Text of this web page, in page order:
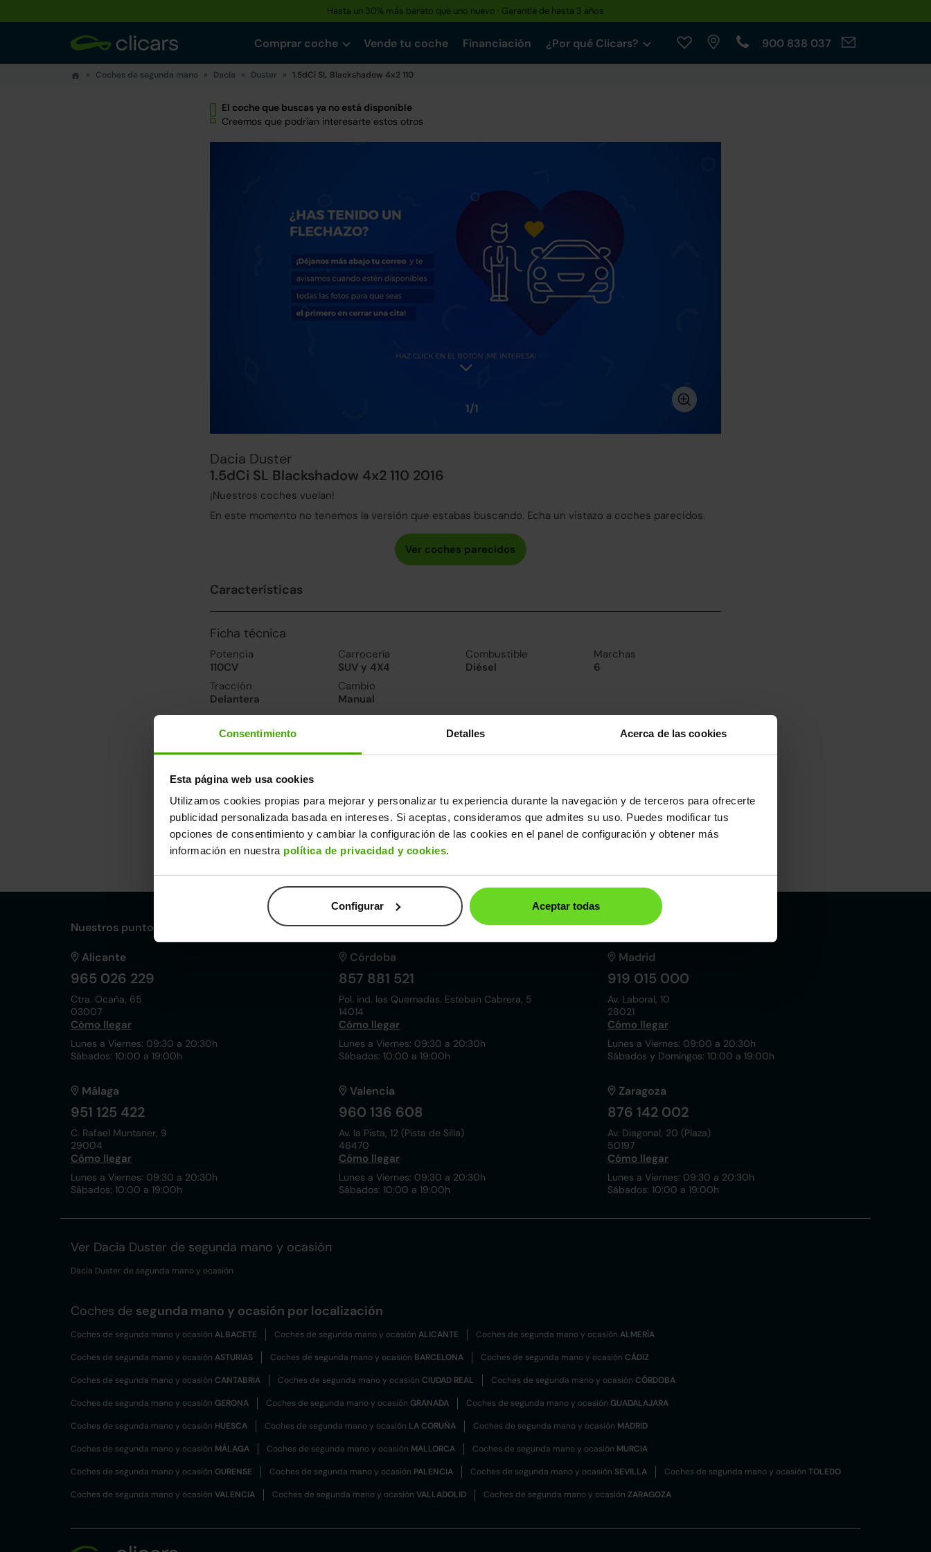
Consentimiento Detalles Acerca de las cookies
Esta página web usa cookies
Utilizamos cookies propias para mejorar y personalizar tu experiencia durante la navegación y de terceros para ofrecerte
publicidad personalizada basada en intereses. Si aceptas, consideramos que admites su uso. Puedes modificar tus
opciones de consentimiento y cambiar la configuración de las cookies en el panel de configuración y obtener más
información en nuestra política de privacidad y cookies.
Configurar Aceptar todas
Hasta un 30% más barato que uno nuevo · Garantía de hasta 3 años
Comprar coche Vende tu coche Financiación ¿Por qué Clicars? 900 838 037
Coches de segunda mano Dacia Duster 1.5dCi SL Blackshadow 4x2 110
El coche que buscas ya no está disponible
Creemos que podrían interesarte estos otros
1/1
Dacia Duster
1.5dCi SL Blackshadow 4x2 110 2016
¡Nuestros coches vuelan!
En este momento no tenemos la versión que estabas buscando. Echa un vistazo a coches parecidos.
Características
Ficha técnica
Potencia
110CV
Carrocería
SUV y 4X4
Combustible
Diésel
Marchas
6
Tracción
Delantera
Cambio
Manual
Prestaciones, consumo y emisiones
169km/h
Consumo urbano
4.5l/100
Consumo carretera
4.3l/100
Dimensiones y otros datos
Largo
Ancho
1,82m
Alto
1,63m
Peso
1.205kg
Depósito
50l
Maletero
475l
Nuestros puntos de venta Clicars:
Alicante
965 026 229
Ctra. Ocaña, 65
03007
Cómo llegar
Lunes a Viernes: 09:30 a 20:30h
Sábados: 10:00 a 19:00h
Córdoba
857 881 521
Pol. ind. las Quemadas. Esteban Cabrera, 5
14014
Cómo llegar
Lunes a Viernes: 09:30 a 20:30h
Sábados: 10:00 a 19:00h
Madrid
919 015 000
Av. Laboral, 10
28021
Cómo llegar
Lunes a Viernes: 09:00 a 20:30h
Sábados y Domingos: 10:00 a 19:00h
Málaga
951 125 422
C. Rafael Muntaner, 9
29004
Cómo llegar
Lunes a Viernes: 09:30 a 20:30h
Sábados: 10:00 a 19:00h
Valencia
960 136 608
Av. la Pista, 12 (Pista de Silla)
46470
Cómo llegar
Lunes a Viernes: 09:30 a 20:30h
Sábados: 10:00 a 19:00h
Zaragoza
876 142 002
Av. Diagonal, 20 (Plaza)
50197
Cómo llegar
Lunes a Viernes: 09:30 a 20:30h
Sábados: 10:00 a 19:00h
Ver Dacia Duster de segunda mano y ocasión
Dacia Duster de segunda mano y ocasión
Coches de segunda mano y ocasión por localización
Coches de segunda mano y ocasión ALBACETE Coches de segunda mano y ocasión ALICANTE Coches de segunda mano y ocasión ALMERÍA
Coches de segunda mano y ocasión ASTURIAS Coches de segunda mano y ocasión BARCELONA Coches de segunda mano y ocasión CÁDIZ
Coches de segunda mano y ocasión CANTABRIA Coches de segunda mano y ocasión CIUDAD REAL Coches de segunda mano y ocasión CÓRDOBA
Coches de segunda mano y ocasión GERONA Coches de segunda mano y ocasión GRANADA Coches de segunda mano y ocasión GUADALAJARA
Coches de segunda mano y ocasión HUESCA Coches de segunda mano y ocasión LA CORUÑA Coches de segunda mano y ocasión MADRID
Coches de segunda mano y ocasión MÁLAGA Coches de segunda mano y ocasión MALLORCA Coches de segunda mano y ocasión MURCIA
Coches de segunda mano y ocasión OURENSE Coches de segunda mano y ocasión PALENCIA Coches de segunda mano y ocasión SEVILLA Coches de segunda mano y ocasión TOLEDO
Coches de segunda mano y ocasión VALENCIA Coches de segunda mano y ocasión VALLADOLID Coches de segunda mano y ocasión ZARAGOZA